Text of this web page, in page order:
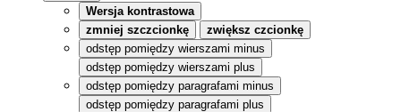
Wersja kontrastowa
zmniej szczcionkę
zwiększ czcionkę
odstęp pomiędzy wierszami minus
odstęp pomiędzy wierszami plus
odstęp pomiędzy paragrafami minus
odstęp pomiędzy paragrafami plus